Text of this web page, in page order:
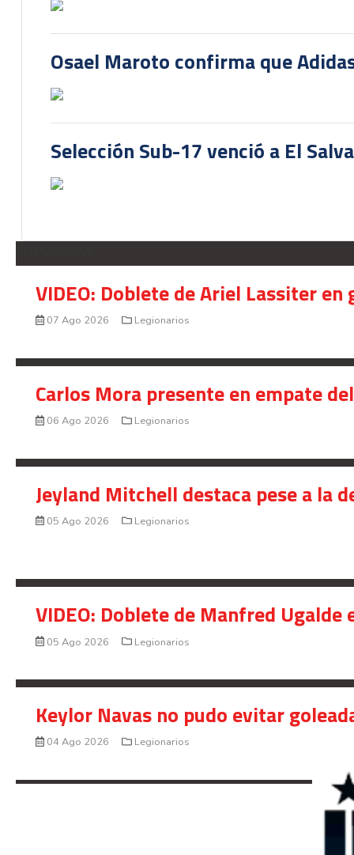
Osael Maroto confirma que
Selección Sub-17 venció a El
VIDEO: Doblete de Ariel Lassiter
07 Ago 2026 Legionarios
Carlos Mora presente en empate
06 Ago 2026 Legionarios
Jeyland Mitchell destaca pese a la
05 Ago 2026 Legionarios
VIDEO: Doblete de Manfred
05 Ago 2026 Legionarios
Keylor Navas no pudo evitar
04 Ago 2026 Legionarios